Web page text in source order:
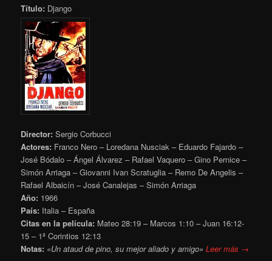
Título: Django
Director: Sergio Corbucci
Actores: Franco Nero – Loredana Nusciak – Eduardo Fajardo –
José Bódalo – Ángel Álvarez – Rafael Vaquero – Gino Pernice –
Simón Arriaga – Giovanni Ivan Scratuglia – Remo De Angelis –
Rafael Albaicín – José Canalejas – Simón Arriaga
Año: 1966
País: Italia – España
Citas en la película: Mateo 28:19 – Marcos 1:10 – Juan 16:12-
15 – 1ª Corintios 12:13
Notas: «Un ataud de pino, su mejor aliado y amigo»Leer más →